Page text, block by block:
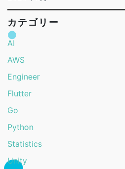
カテゴリー
AI
AWS
Engineer
Flutter
Go
Python
Statistics
Unity